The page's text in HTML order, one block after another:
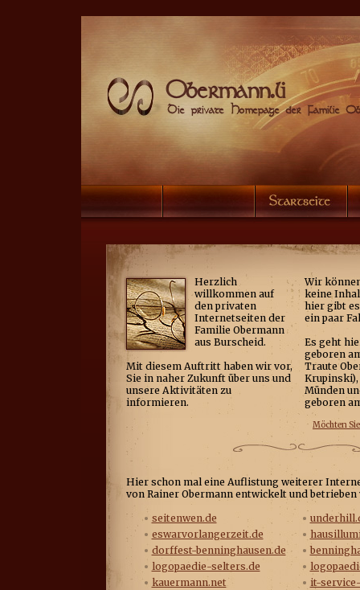
Herzlich
willkommen auf
den privaten
Internetseiten der
Familie Obermann
aus Burscheid.
Mit diesem Auftritt haben wir vor,
Sie in naher Zukunft über uns und
unsere Aktivitäten zu
informieren.
Wir
keine
hier gibt
ein paar
Es geht
geboren
Traute
Krupinski),
Münden
geboren
Möchten
Hier schon mal eine Auflistung weiterer
von Rainer Obermann entwickelt und betrieben
seitenwen.de
eswarvorlangerzeit.de
dorffest-benninghausen.de
logopaedie-selters.de
kauermann.net
it-